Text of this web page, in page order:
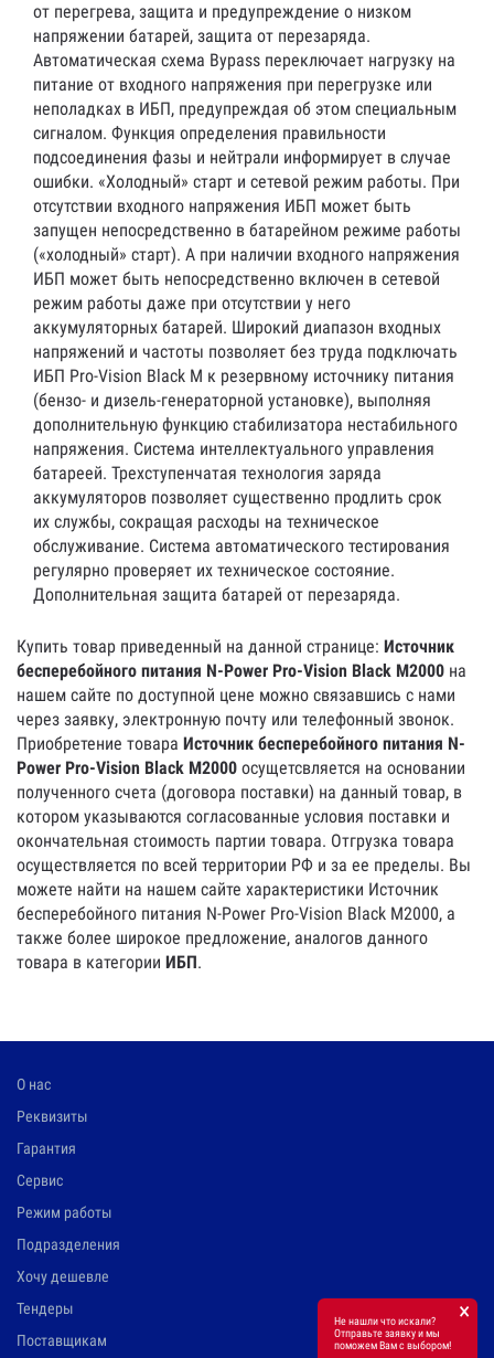
от перегрева, защита и предупреждение о низком
напряжении батарей, защита от перезаряда.
Автоматическая схема Bypass переключает нагрузку на
питание от входного напряжения при перегрузке или
неполадках в ИБП, предупреждая об этом специальным
сигналом. Функция определения правильности
подсоединения фазы и нейтрали информирует в случае
ошибки. «Холодный» старт и сетевой режим работы. При
отсутствии входного напряжения ИБП может быть
запущен непосредственно в батарейном режиме работы
(«холодный» старт). А при наличии входного напряжения
ИБП может быть непосредственно включен в сетевой
режим работы даже при отсутствии у него
аккумуляторных батарей. Широкий диапазон входных
напряжений и частоты позволяет без труда подключать
ИБП Pro-Vision Black M к резервному источнику питания
(бензо- и дизель-генераторной установке), выполняя
дополнительную функцию стабилизатора нестабильного
напряжения. Система интеллектуального управления
батареей. Трехступенчатая технология заряда
аккумуляторов позволяет существенно продлить срок
их службы, сокращая расходы на техническое
обслуживание. Система автоматического тестирования
регулярно проверяет их техническое состояние.
Дополнительная защита батарей от перезаряда.
Купить товар приведенный на данной странице: Источник
бесперебойного питания N-Power Pro-Vision Black M2000 на
нашем сайте по доступной цене можно связавшись с нами
через заявку, электронную почту или телефонный звонок.
Приобретение товара Источник бесперебойного питания N-
Power Pro-Vision Black M2000 осущетсвляется на основании
полученного счета (договора поставки) на данный товар, в
котором указываются согласованные условия поставки и
окончательная стоимость партии товара. Отгрузка товара
осуществляется по всей территории РФ и за ее пределы. Вы
можете найти на нашем сайте характеристики Источник
бесперебойного питания N-Power Pro-Vision Black M2000, а
также более широкое предложение, аналогов данного
товара в категории ИБП.
О нас
Реквизиты
Гарантия
Сервис
Режим работы
Подразделения
Хочу дешевле
Тендеры
Поставщикам
Не нашли что искали?
Отправьте заявку и мы
поможем Вам с выбором!
×